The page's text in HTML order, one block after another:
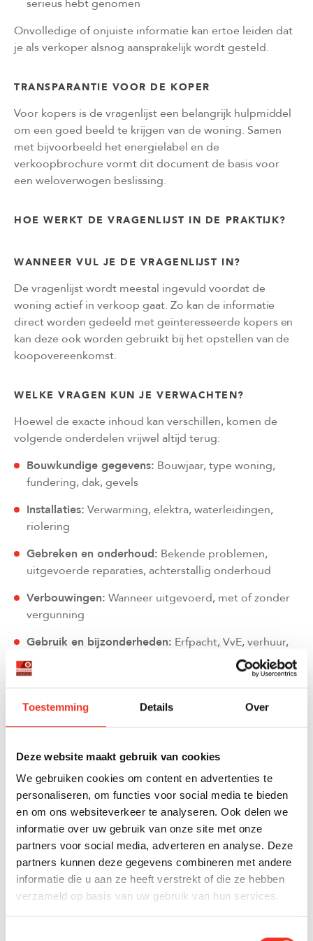
Toestemming Details Over
Deze website maakt gebruik van cookies
We gebruiken cookies om content en advertenties te
personaliseren, om functies voor social media te bieden
en om ons websiteverkeer te analyseren. Ook delen we
informatie over uw gebruik van onze site met onze
partners voor social media, adverteren en analyse. Deze
partners kunnen deze gegevens combineren met andere
informatie die u aan ze heeft verstrekt of die ze hebben
verzameld op basis van uw gebruik van hun services.
serieus hebt genomen
Onvolledige of onjuiste informatie kan ertoe leiden dat
je als verkoper alsnog aansprakelijk wordt gesteld.
TRANSPARANTIE VOOR DE KOPER
Voor kopers is de vragenlijst een belangrijk hulpmiddel
om een goed beeld te krijgen van de woning. Samen
met bijvoorbeeld het energielabel en de
verkoopbrochure vormt dit document de basis voor
een weloverwogen beslissing.
HOE WERKT DE VRAGENLIJST IN DE PRAKTIJK?
WANNEER VUL JE DE VRAGENLIJST IN?
De vragenlijst wordt meestal ingevuld voordat de
woning actief in verkoop gaat. Zo kan de informatie
direct worden gedeeld met geïnteresseerde kopers en
kan deze ook worden gebruikt bij het opstellen van de
koopovereenkomst.
WELKE VRAGEN KUN JE VERWACHTEN?
Hoewel de exacte inhoud kan verschillen, komen de
volgende onderdelen vrijwel altijd terug:
Bouwkundige gegevens: Bouwjaar, type woning,
fundering, dak, gevels
Installaties: Verwarming, elektra, waterleidingen,
riolering
Gebreken en onderhoud: Bekende problemen,
uitgevoerde reparaties, achterstallig onderhoud
Verbouwingen: Wanneer uitgevoerd, met of zonder
vergunning
Gebruik en bijzonderheden: Erfpacht, VvE, verhuur,
zakelijke bestemming
WEES VOLLEDIG EN EERLIJK
Twijfel je of iets vermeld moet worden? Dan is het
meestal verstandig om het wel te vermelden. Ook
eerdere problemen die zijn verholpen, zoals een oude
lekkage, kunnen relevant zijn voor de koper.
“ONBEKEND” INVULLEN MAG, MAAR NIET
ZOMAAR